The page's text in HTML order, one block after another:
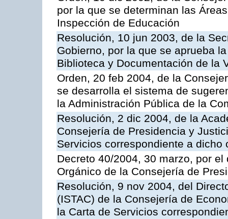
por la que se determinan las
Inspección de Educación
Resolución, 10 jun 2003, de la
Gobierno, por la que se aprueba
Biblioteca y Documentación de la
Orden, 20 feb 2004, de la
se desarrolla el sistema de
la Administración Pública de la
Resolución, 2 dic 2004, de la
Consejería de Presidencia y
Servicios correspondiente a dicho
Decreto 40/2004, 30 marzo, por
Orgánico de la Consejería de
Resolución, 9 nov 2004, del
(ISTAC) de la Consejería de
la Carta de Servicios